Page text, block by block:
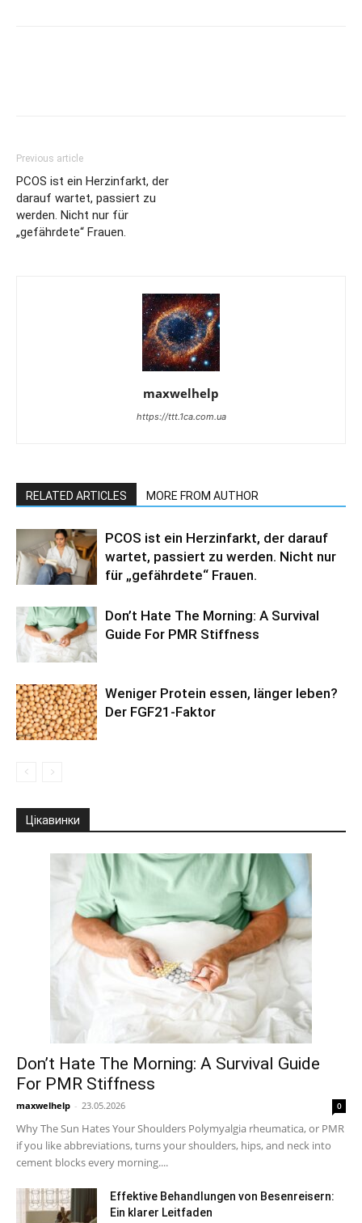
Previous article
PCOS ist ein Herzinfarkt, der
darauf wartet, passiert zu
werden. Nicht nur für
„gefährdete“ Frauen.
maxwelhelp
https://ttt.1ca.com.ua
RELATED ARTICLES MORE FROM AUTHOR
PCOS ist ein Herzinfarkt, der darauf
wartet, passiert zu werden. Nicht nur
für „gefährdete“ Frauen.
Don’t Hate The Morning: A Survival
Guide For PMR Stiffness
Weniger Protein essen, länger leben?
Der FGF21-Faktor
Цікавинки
Don’t Hate The Morning: A Survival Guide
For PMR Stiffness
maxwelhelp - 23.05.2026 0
Why The Sun Hates Your Shoulders Polymyalgia rheumatica, or PMR
if you like abbreviations, turns your shoulders, hips, and neck into
cement blocks every morning....
Effektive Behandlungen von Besenreisern:
Ein klarer Leitfaden